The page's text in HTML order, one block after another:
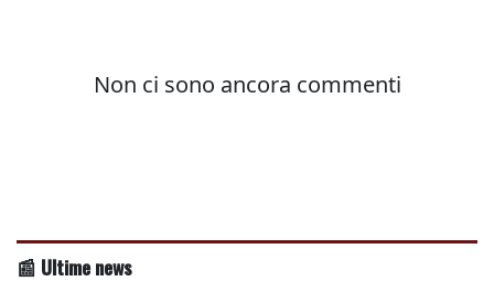
📰 Ultime news